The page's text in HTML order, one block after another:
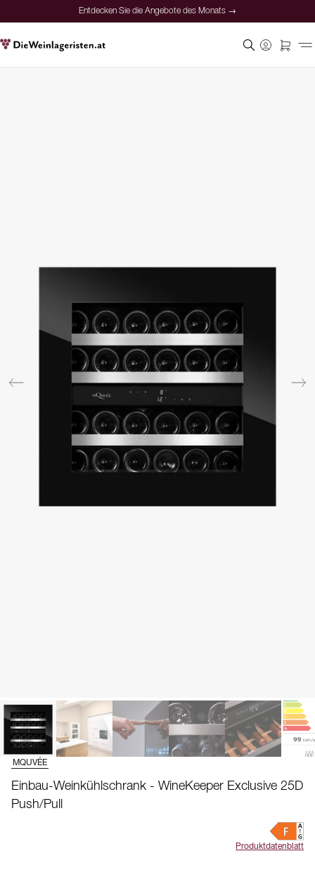
Entdecken Sie die Angebote des Monats →
MQUVÉE
Einbau-Weinkühlschrank - WineKeeper Exclusive 25D
Push/Pull
Produktdatenblatt